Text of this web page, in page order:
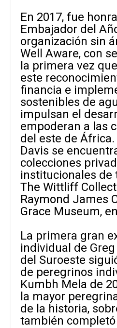
En 2017, fue
Embajador del
organización sin
Well Aware, con
la primera vez
este
financia e
sostenibles de
impulsan el
empoderan a las
del este de
Davis se
colecciones
institucionales de
The Wittliff
Raymond James
Grace Museum,
La primera gran
individual de
del Suroeste
de peregrinos
Kumbh Mela de
la mayor
de la historia,
también